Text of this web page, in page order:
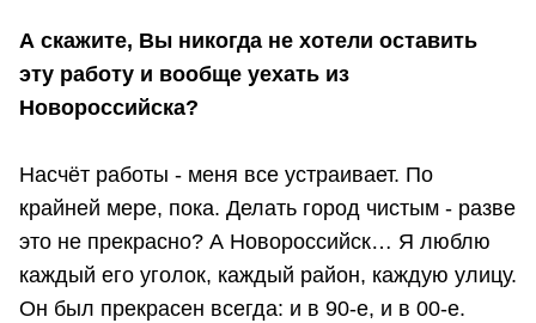
А скажите, Вы никогда не хотели оставить
эту работу и вообще уехать из
Новороссийска?
Насчёт работы - меня все устраивает. По
крайней мере, пока. Делать город чистым - разве
это не прекрасно? А Новороссийск… Я люблю
каждый его уголок, каждый район, каждую улицу.
Он был прекрасен всегда: и в 90-е, и в 00-е.